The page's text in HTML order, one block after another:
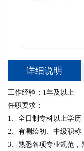
详细说明
工作经验：1年及以上
任职要求：
1、全日制专科以上学历
2、有测绘初、中级职称
3、熟悉各项专业规范